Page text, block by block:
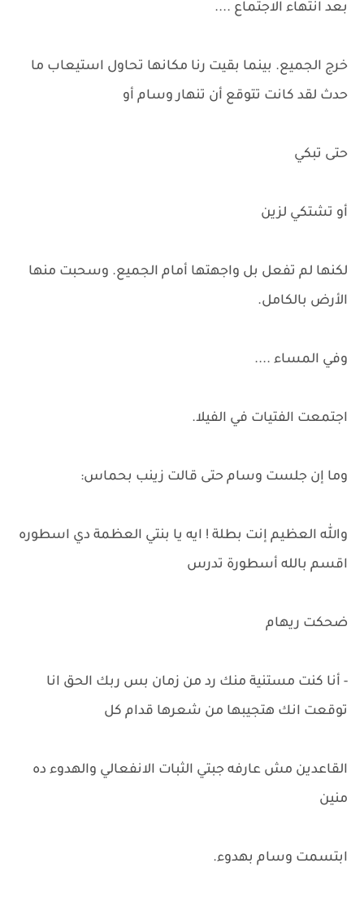
بعد انتهاء الاجتماع ....
خرج الجميع. بينما بقيت رنا مكانها تحاول استيعاب ما
حدث لقد كانت تتوقع أن تنهار وسام أو
حتى تبكي
أو تشتكي لزين
لكنها لم تفعل بل واجهتها أمام الجميع. وسحبت منها
الأرض بالكامل.
وفي المساء ....
اجتمعت الفتيات في الفيلا.
وما إن جلست وسام حتى قالت زينب بحماس:
والله العظيم إنت بطلة ! ايه يا بنتي العظمة دي اسطوره
اقسم بالله أسطورة تدرس
ضحكت ريهام
- أنا كنت مستنية منك رد من زمان بس ربك الحق انا
توقعت انك هتجيبها من شعرها قدام كل
القاعدين مش عارفه جبتي الثبات الانفعالي والهدوء ده
منين
ابتسمت وسام بهدوء.